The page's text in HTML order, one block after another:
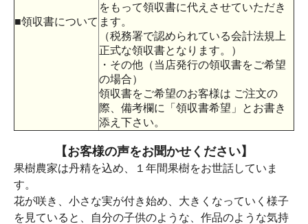
■領収書について
をもって領収書に代えさせていただき
ます。
（税務署で認められている会計法規上
正式な領収書となります。）
・その他（当店発行の領収書をご希望
の場合）
領収書をご希望のお客様は ご注文の
際、備考欄に「領収書希望」とお書き
添え下さい。
【お客様の声をお聞かせください】
果樹農家は丹精を込め、１年間果樹をお世話していま
す。
花が咲き、小さな実が付き始め、大きくなっていく様子
を見ていると、自分の子供のような、作品のような気持